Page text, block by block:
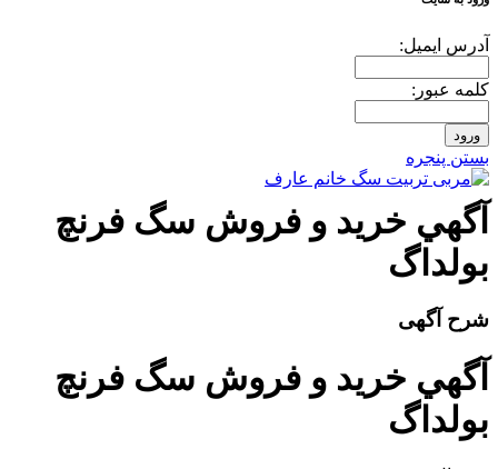
آدرس ايميل:
کلمه عبور:
بستن پنجره
آگهي خريد و فروش سگ فرنچ
بولداگ
شرح آگهی
آگهي خريد و فروش سگ فرنچ
بولداگ